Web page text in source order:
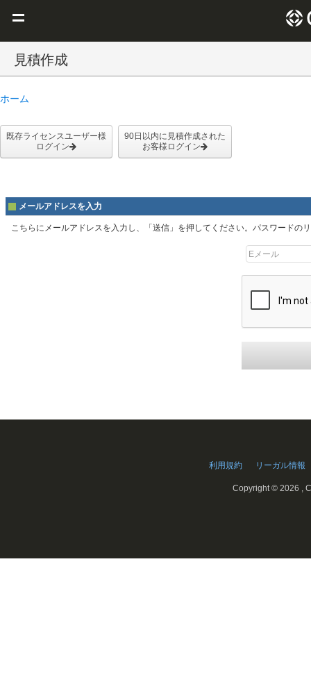
Claris を選ぶ理由
リソース
ブログ
見積作成
ホーム
既存ライセンスユーザー様
ログイン
90日以内に見積作成された
お客様ログイン
メールアドレスを入力
こちらにメールアドレスを入力し、「送信」を押してください。パスワードの
利用規約 リーガル情報
Copyright ©2026 ,